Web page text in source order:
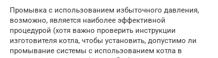
Промывка с использованием избыточного давления,
возможно, является наиболее эффективной
процедурой (хотя важно проверить инструкции
изготовителя котла, чтобы установить, допустимо ли
промывание системы с использованием котла в